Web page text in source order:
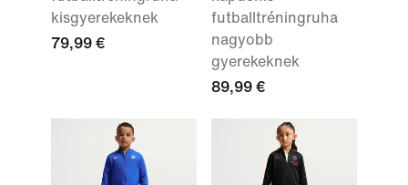
kisgyerekeknek
79,99 €
futballtréningruha
nagyobb
gyerekeknek
89,99 €